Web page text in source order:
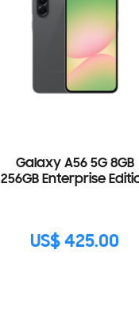
Galaxy A56 5G 8GB
256GB Enterprise
US$ 425.00